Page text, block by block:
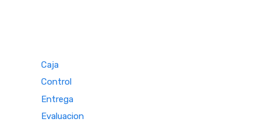
Caja
Control
Entrega
Evaluacion